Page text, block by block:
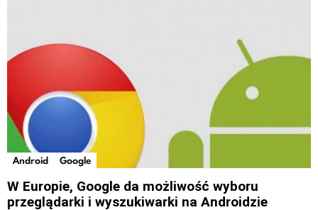
Android Google
W Europie, Google da możliwość wyboru
przeglądarki i wyszukiwarki na Androidzie